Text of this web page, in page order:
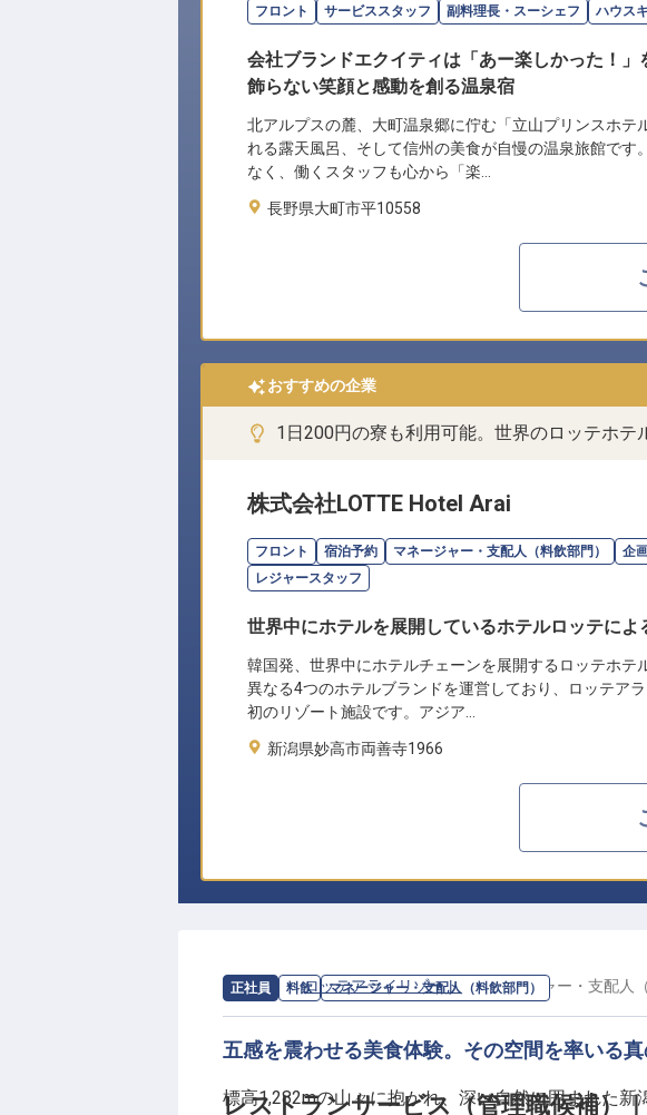
フロント サービススタッフ 副料理長・スーシェフ ハウス
会社ブランドエクイティは「あー楽しかった！」
飾らない笑顔と感動を創る温泉宿
北アルプスの麓、大町温泉郷に佇む「立山プリンスホテ
れる露天風呂、そして信州の美食が自慢の温泉旅館です
なく、働くスタッフも心から「楽…
長野県大町市平10558
おすすめの企業
1日200円の寮も利用可能。世界のロッテホテ
株式会社LOTTE Hotel Arai
フロント 宿泊予約 マネージャー・支配人（料飲部門）
企
レジャースタッフ
世界中にホテルを展開しているホテルロッテに
韓国発、世界中にホテルチェーンを展開するロッテホテ
異なる4つのホテルブランドを運営しており、ロッテア
初のリゾート施設です。アジア…
新潟県妙高市両善寺1966
正社員 料飲 マネージャー・支配人（料飲部門）
レストランサービス（管理職候補）
求人情報：ロッテアライリゾート のマネージャー・支配人
五感を震わせる美食体験。その空間を率いる真
標高1,282mの山々に抱かれ、深い自然に囲まれた新